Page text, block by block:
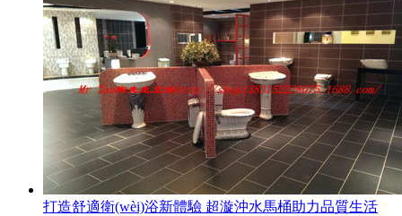
打造舒適衛(wèi)浴新體驗 超漩沖水馬桶助力品質生活